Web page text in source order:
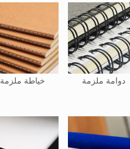
خياطة ملزمة دوامة ملزمة